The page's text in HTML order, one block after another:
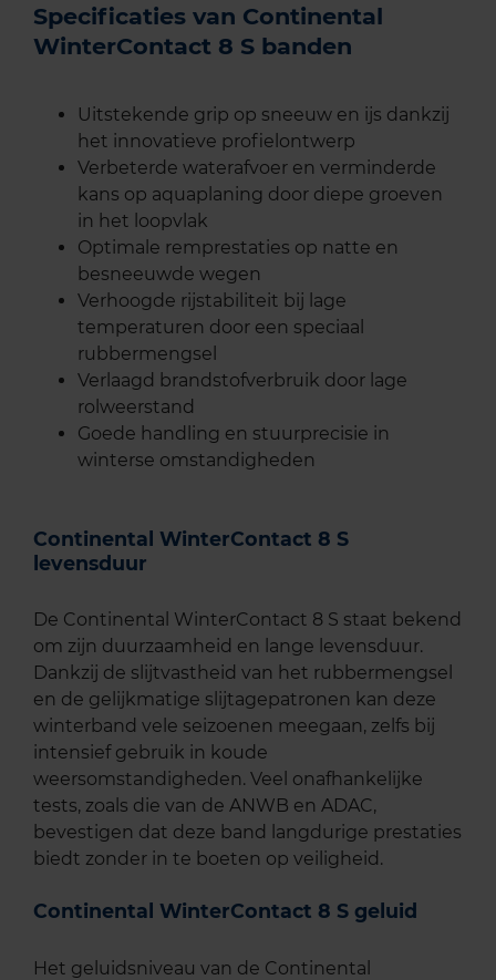
Specificaties van Continental
WinterContact 8 S banden
Uitstekende grip op sneeuw en ijs dankzij
het innovatieve profielontwerp
Verbeterde waterafvoer en verminderde
kans op aquaplaning door diepe groeven
in het loopvlak
Optimale remprestaties op natte en
besneeuwde wegen
Verhoogde rijstabiliteit bij lage
temperaturen door een speciaal
rubbermengsel
Verlaagd brandstofverbruik door lage
rolweerstand
Goede handling en stuurprecisie in
winterse omstandigheden
Continental WinterContact 8 S
levensduur
De Continental WinterContact 8 S staat bekend
om zijn duurzaamheid en lange levensduur.
Dankzij de slijtvastheid van het rubbermengsel
en de gelijkmatige slijtagepatronen kan deze
winterband vele seizoenen meegaan, zelfs bij
intensief gebruik in koude
weersomstandigheden. Veel onafhankelijke
tests, zoals die van de ANWB en ADAC,
bevestigen dat deze band langdurige prestaties
biedt zonder in te boeten op veiligheid.
Continental WinterContact 8 S geluid
Het geluidsniveau van de Continental